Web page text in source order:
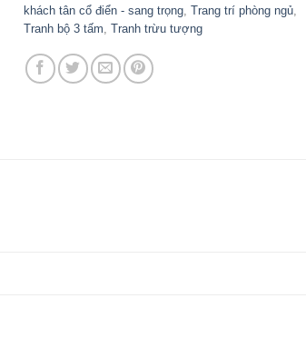
khách tân cổ điển - sang trọng Trang trí phòng ngủ
Tranh bộ 3 tấm Tranh trừu tượng